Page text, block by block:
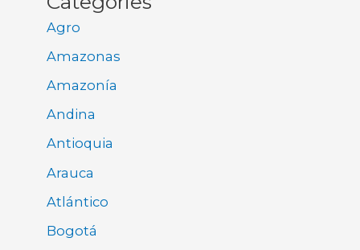
Agro
Amazonas
Amazonía
Andina
Antioquia
Arauca
Atlántico
Bogotá